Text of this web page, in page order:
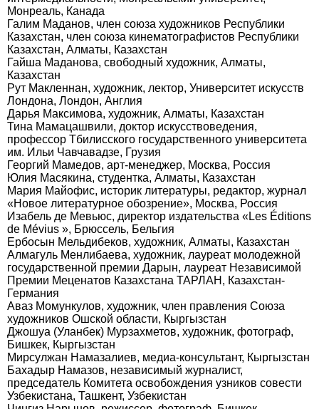
Монреаль, Канада
Галим Маданов, член союза художников Республики
Казахстан, член союза кинематографистов Республики
Казахстан, Алматы, Казахстан
Гайша Маданова, свободный художник, Алматы,
Казахстан
Рут Макленнан, художник, лектор, Университет искусств
Лондона, Лондон, Англия
Дарья Максимова, художник, Алматы, Казахстан
Тина Мамацашвили, доктор искусствоведения,
профессор Тбилисского государственного университета
им. Ильи Чавчавадзе, Грузия
Георгий Мамедов, арт-менеджер, Москва, Россия
Юлия Масякина, студентка, Алматы, Казахстан
Мария Майофис, историк литературы, редактор, журнал
«Новое литературное обозрение», Москва, Россия
Изабель де Мевьюс, директор издательства «Les Éditions
de Mévius », Брюссель, Бельгия
Ербосын Мельдибеков, художник, Алматы, Казахстан
Алмагуль Менлибаева, художник, лауреат молодежной
государственной премии Дарын, лауреат Независимой
Премии Меценатов Казахстана ТАРЛАН, Казахстан-
Германия
Аваз Момункулов, художник, член правления Союза
художников Ошской области, Кыргызстан
Джошуа (Уланбек) Мурзахметов, художник, фотограф,
Бишкек, Кыргызстан
Мирсулжан Намазалиев, медиа-консультант, Кыргызстан
Бахадыр Намазов, независимый журналист,
председатель Комитета освобождения узников совести
Узбекистана, Ташкент, Узбекистан